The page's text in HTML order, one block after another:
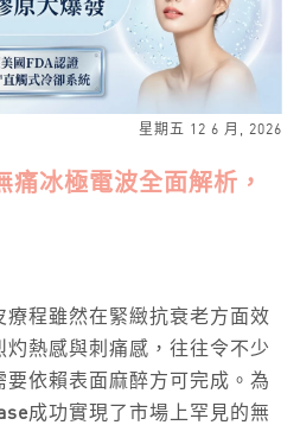
星期五 12 6 月, 2026
冰極電波全面解析，
程雖然在緊緻抗衰老方面效
熱感與刺痛感，往往令不少
依賴表面麻醉方可完成。為
成功實現了市場上罕見的無